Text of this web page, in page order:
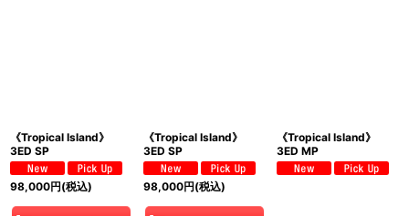
《Tropical Island》
3ED SP
98,000円(税込)
《Tropical Island》
3ED SP
98,000円(税込)
《Tropical Island》
3ED MP